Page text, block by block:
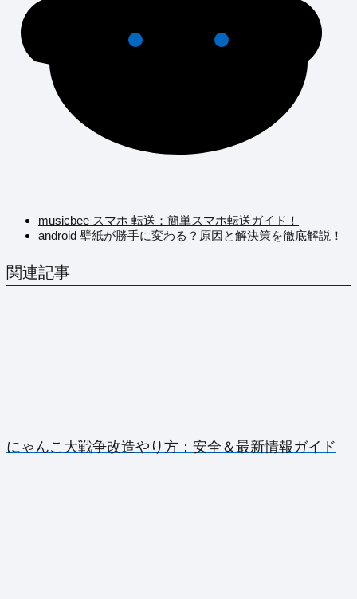
musicbee スマホ 転送：簡単スマホ転送ガイド！
android 壁紙が勝手に変わる？原因と解決策を徹底解説！
関連記事
にゃんこ大戦争改造やり方：安全＆最新情報ガイド